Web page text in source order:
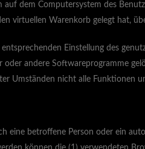
dem Computersystem des
virtuellen Warenkorb gelegt hat,
Einstellung des
andere Softwareprogramme
Umständen nicht alle Funktionen
betroffene Person oder ein